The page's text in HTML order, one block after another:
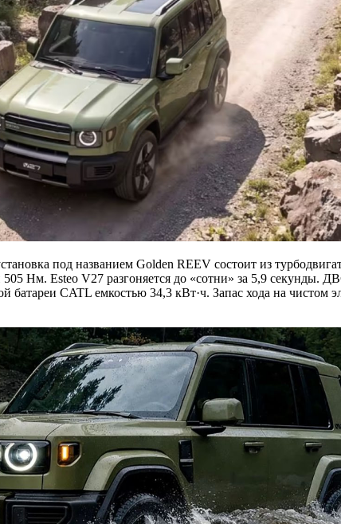
под названием Golden REEV состоит из
Нм. Esteo V27 разгоняется до «сотни» за 5,9 секунды.
батареи CATL емкостью 34,3 кВт·ч. Запас хода на